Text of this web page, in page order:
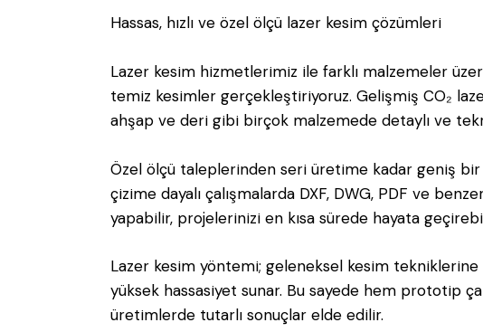
Hassas, hızlı ve özel ölçü lazer kesim çözümleri
Lazer kesim hizmetlerimiz ile farklı malzemeler
temiz kesimler gerçekleştiriyoruz. Gelişmiş CO₂
ahşap ve deri gibi birçok malzemede detaylı ve
Özel ölçü taleplerinden seri üretime kadar geniş
çizime dayalı çalışmalarda DXF, DWG, PDF ve
yapabilir, projelerinizi en kısa sürede hayata
Lazer kesim yöntemi; geleneksel kesim tekniklerine
yüksek hassasiyet sunar. Bu sayede hem prototip
üretimlerde tutarlı sonuçlar elde edilir.